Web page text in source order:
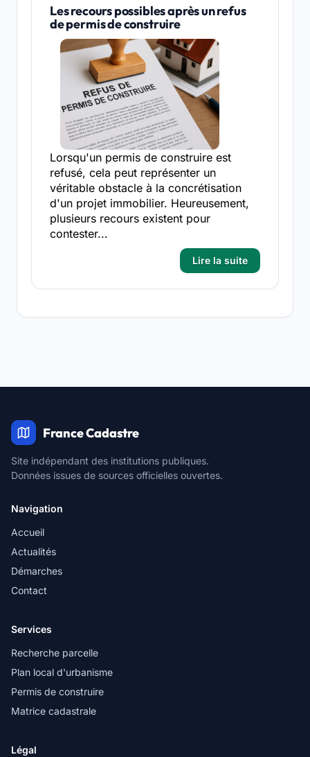
Les recours possibles après un refus
de permis de construire
Lorsqu'un permis de construire est
refusé, cela peut représenter un
véritable obstacle à la concrétisation
d'un projet immobilier. Heureusement,
plusieurs recours existent pour
contester...
Lire la suite
France Cadastre
Site indépendant des institutions publiques.
Données issues de sources officielles ouvertes.
Navigation
Accueil
Actualités
Démarches
Contact
Services
Recherche parcelle
Plan local d'urbanisme
Permis de construire
Matrice cadastrale
Légal